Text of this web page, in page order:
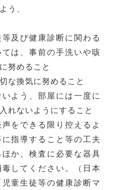
う、
及び健康診断に関わる
は、事前の手洗いや咳
努めること
な換気に努めること
よう、部屋には一度に
れないようにすること
をできる限り控えるよ
指導すること等の工夫
か、検査に必要な器具
してください。（日本
童生徒等の健康診断マ